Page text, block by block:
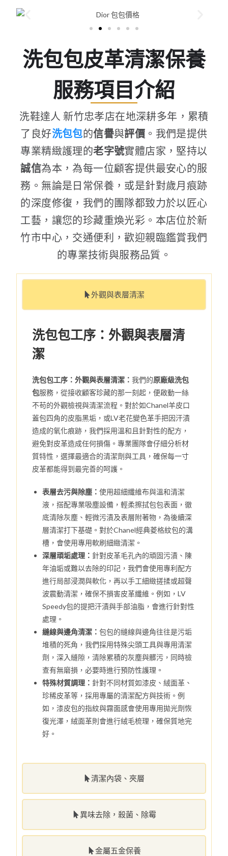
洗包包皮革清潔保養
服務項目介紹
洗鞋達人 新竹忠孝店在地深耕多年，累積
了良好洗包包的信譽與評價 。我們是提供
專業精緻護理的老字號實體店家，堅持以
誠信為本，為每一位顧客提供最安心的服
務。無論是日常保養，或是針對歲月痕跡
的深度修復，我們的團隊都致力於以匠心
工藝，讓您的珍藏重煥光彩。本店位於新
竹市中心，交通便利，歡迎親臨鑑賞我們
的專業技術與服務品質。
外觀與表層清潔
清潔內袋、夾層
異味去除，殺菌、除霉
金屬五金保養
洗包包工序：外觀與表層清
潔
洗包包工序：外觀與表層清潔：我們的原廠級洗包
包服務，從接收顧客珍藏的那一刻起，便啟動一絲
不苟的外觀檢視與清潔流程。對於如Chanel羊皮口
蓋包四角的皮脂黑垢，或LV老花變色革手把因汗漬
造成的氧化痕跡，我們採用溫和且針對性的配方，
避免對皮革造成任何損傷。專業團隊會仔細分析材
質特性，選擇最適合的清潔劑與工具，確保每一寸
皮革都能得到最完善的呵護。
表層去污與除塵：使用超細纖維布與溫和清潔
液，搭配專業吸塵設備，輕柔擦拭包包表面，徹
底清除灰塵、輕微污漬及表層附著物，為後續深
層清潔打下基礎。對於Chanel經典菱格紋包的溝
槽，會使用專用軟刷細緻清潔。
深層頑垢處理： 針對皮革毛孔內的頑固污漬、陳
年油垢或難以去除的印記，我們會使用專利配方
進行局部浸潤與軟化，再以手工細緻搓揉或超聲
波震動清潔，確保不損害皮革纖維。例如，LV
Speedy包的提把汗漬與手部油脂，會進行針對性
處理。
縫線與邊角清潔：包包的縫線與邊角往往是污垢
堆積的死角，我們採用特殊尖頭工具與專用清潔
劑，深入縫隙，清除累積的灰塵與髒污，同時檢
查有無磨損，必要時進行預防性護理。
特殊材質調理： 針對不同材質如漆皮、絨面革、
珍稀皮革等，採用專屬的清潔配方與技術。例
如，漆皮包的指紋與霧面感會使用專用拋光劑恢
復光澤，絨面革則會進行絨毛梳理，確保質地完
好。